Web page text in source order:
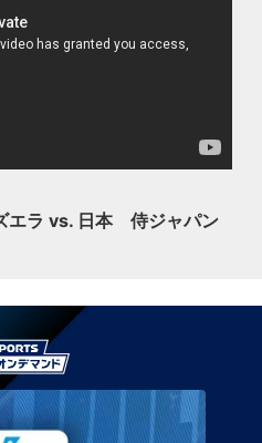
エラ vs. 日本 侍ジャパン